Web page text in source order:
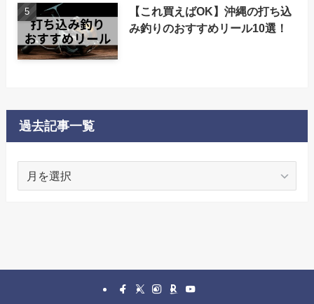
【これ買えばOK】沖縄の打ち込
み釣りのおすすめリール10選！
過去記事一覧